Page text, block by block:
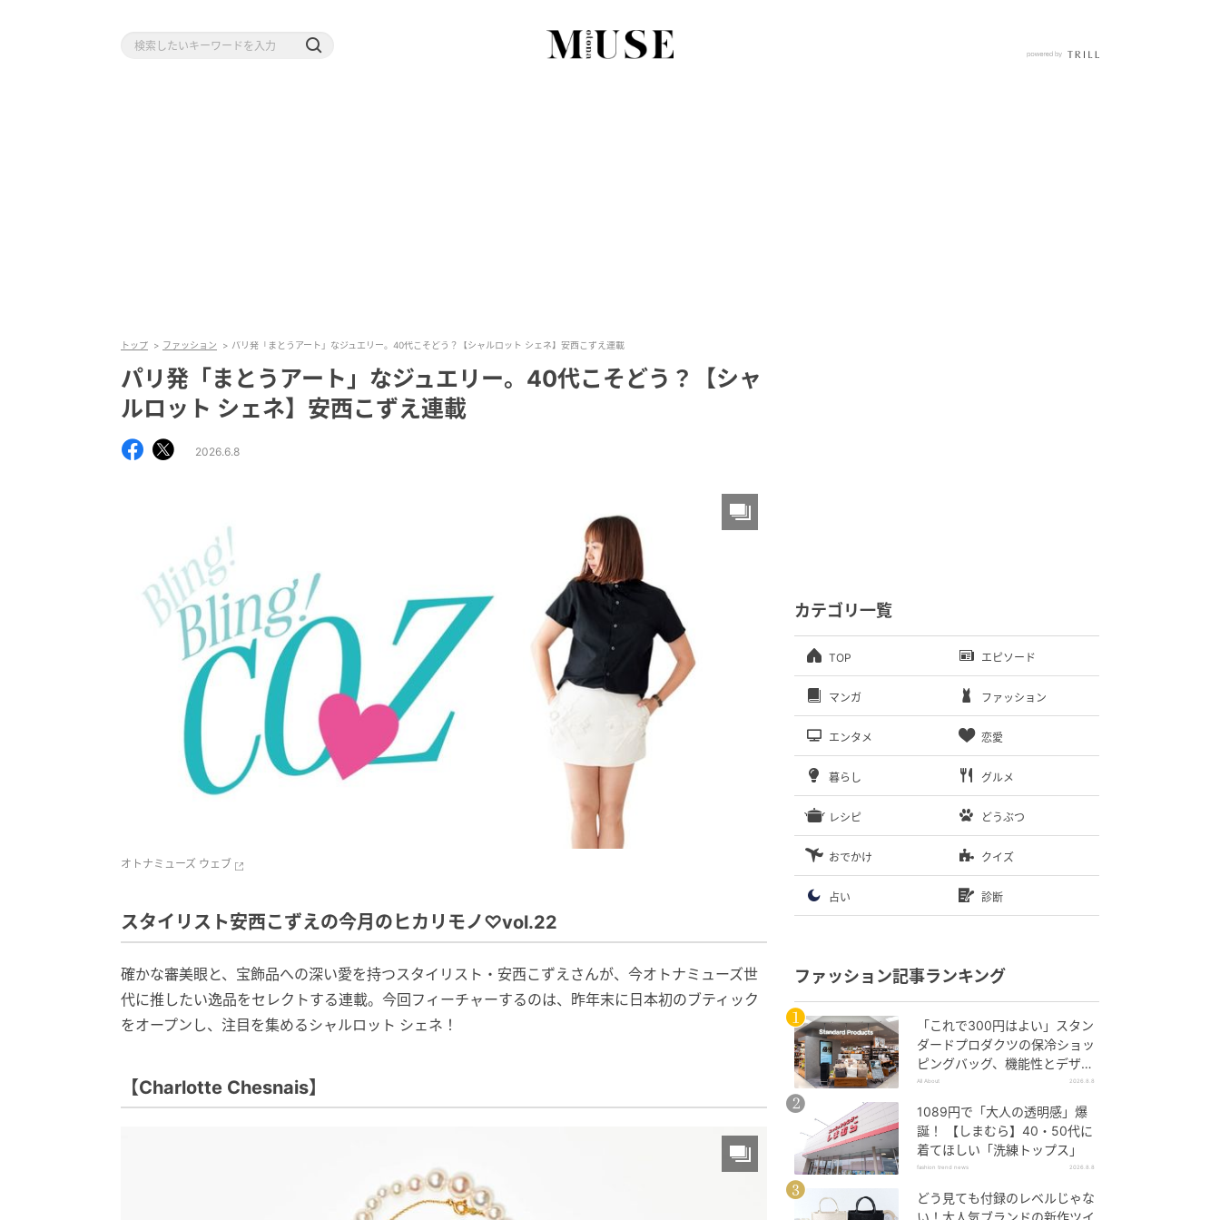
トップ ファッション パリ発「まとうアート」なジュエリー。40代こそどう？【シャルロット シェネ】安西こずえ連載
パリ発「まとうアート」なジュエリー。40代こそどう？【シャ
ルロット シェネ】安西こずえ連載
2026.6.8
オトナミューズ ウェブ
スタイリスト安西こずえの今月のヒカリモノ♡vol.22
確かな審美眼と、宝飾品への深い愛を持つスタイリスト・安西こずえさんが、今オトナミューズ世
代に推したい逸品をセレクトする連載。今回フィーチャーするのは、昨年末に日本初のブティック
をオープンし、注目を集めるシャルロット シェネ！
【Charlotte Chesnais】
カテゴリ一覧
TOP エピソード
マンガ ファッション
エンタメ 恋愛
暮らし グルメ
レシピ どうぶつ
おでかけ クイズ
占い 診断
ファッション記事ランキング
「これで300円はよい」スタン
ダードプロダクツの保冷ショッ
ピングバッグ、機能性とデザイ
ンでネット大絶賛
All About 2026.8.8
1089円で「大人の透明感」爆
誕！ 【しまむら】40・50代に
着てほしい「洗練トップス」
fashion trend news 2026.8.8
どう見ても付録のレベルじゃな
い！大人気ブランドの新作ツイ